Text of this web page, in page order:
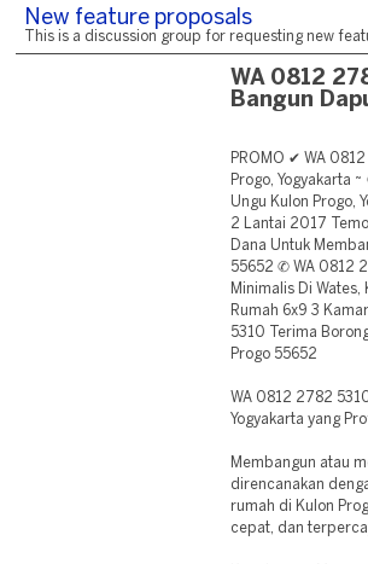
New feature proposals
This is a discussion group for requesting new
WA 0812
Bangun
PROMO ✔ WA
Progo, Yogyakarta
Ungu Kulon Progo,
2 Lantai 2017
Dana Untuk
55652 ✆ WA 0812
Minimalis Di
Rumah 6x9 3
5310 Terima
Progo 55652
WA 0812 2782
Yogyakarta yang
Membangun atau
direncanakan
rumah di Kulon
cepat, dan